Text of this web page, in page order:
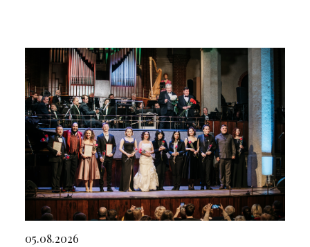
05.08.2026